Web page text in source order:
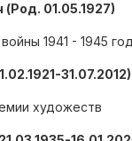
(Род. 01.05.1927)
1941 - 1945
31.07.2012)
художеств